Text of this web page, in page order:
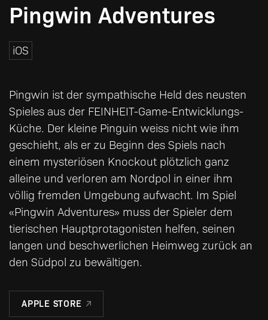
Pingwin Adventures
iOS
Pingwin ist der sympathische Held des neusten
Spieles aus der FEINHEIT-Game-Entwicklungs-
Küche. Der kleine Pinguin weiss nicht wie ihm
geschieht, als er zu Beginn des Spiels nach
einem mysteriösen Knockout plötzlich ganz
alleine und verloren am Nordpol in einer ihm
völlig fremden Umgebung aufwacht. Im Spiel
«Pingwin Adventures» muss der Spieler dem
tierischen Hauptprotagonisten helfen, seinen
langen und beschwerlichen Heimweg zurück an
den Südpol zu bewältigen.
APPLE STORE